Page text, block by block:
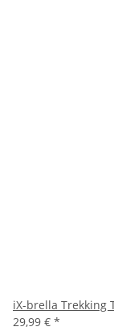
iX-brella Trekking
29,99 € *